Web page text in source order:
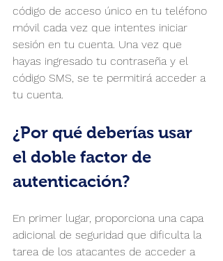
código de acceso único en tu teléfono
móvil cada vez que intentes iniciar
sesión en tu cuenta. Una vez que
hayas ingresado tu contraseña y el
código SMS, se te permitirá acceder a
tu cuenta.
¿Por qué deberías usar
el doble factor de
autenticación?
En primer lugar, proporciona una capa
adicional de seguridad que dificulta la
tarea de los atacantes de acceder a